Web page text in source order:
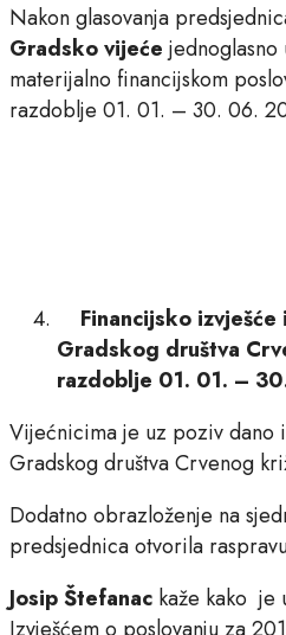
Nakon glasovanja
Gradsko vijeće
materijalno financijskom
razdoblje 01. 01. – 30. 06.
Financijsko
Gradskog društva
razdoblje 01. 01. –
Vijećnicima je uz poziv dano
Gradskog društva Crvenog
Dodatno obrazloženje na
predsjednica otvorila
Josip Štefanac kaže kako je
Izvješćem o poslovanju za